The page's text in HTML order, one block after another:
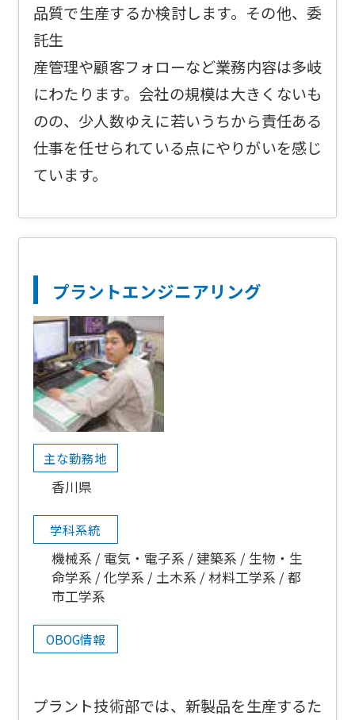
品質で生産するか検討します。その他、委
託生
産管理や顧客フォローなど業務内容は多岐
にわたります。会社の規模は大きくないも
のの、少人数ゆえに若いうちから責任ある
仕事を任せられている点にやりがいを感じ
ています。
プラントエンジニアリング
主な勤務地
香川県
学科系統
機械系 電気・電子系 建築系
生物・生
命学系
化学系 土木系 材料工学系
都
市工学系
OBOG情報
プラント技術部では、新製品を生産するた